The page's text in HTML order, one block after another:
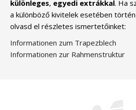
különleges, egyedi extrákkal. Ha
a különböző kivitelek esetében
olvasd el részletes ismertetőinket:
Informationen zum Trapezblech
Informationen zur Rahmenstruktur